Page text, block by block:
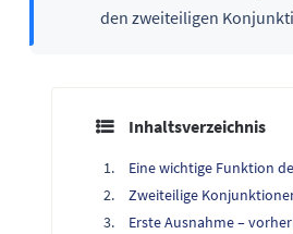
den zweiteiligen
Inhaltsverzeichnis
Eine wichtige Funktion
Zweiteilige
Erste Ausnahme –